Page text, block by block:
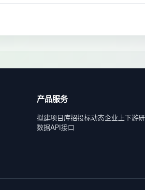
产品服务
拟建项目库招投标动态企业上下游
数据API接口